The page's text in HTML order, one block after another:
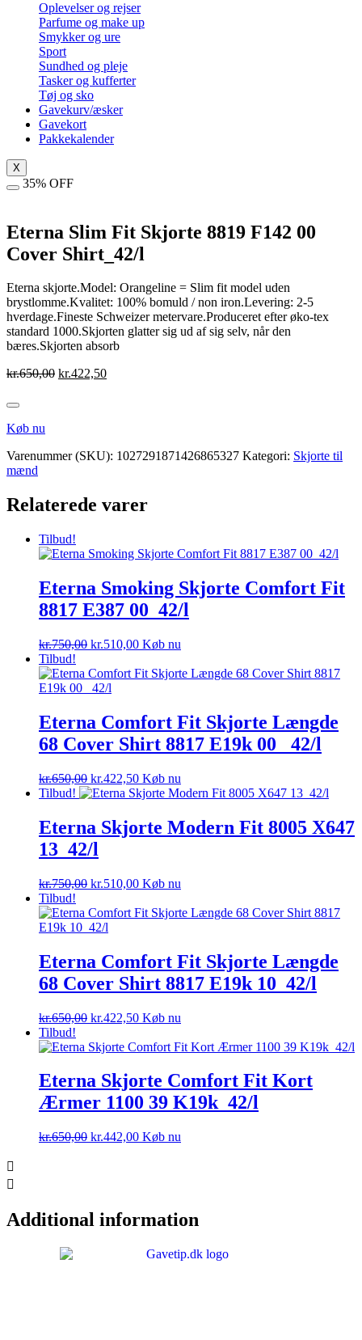
Oplevelser og rejser
Parfume og make up
Smykker og ure
Sport
Sundhed og pleje
Tasker og kufferter
Tøj og sko
Gavekurv/æsker
Gavekort
Pakkekalender
X
35% OFF
Eterna Slim Fit Skjorte 8819 F142 00
Cover Shirt_42/l
Eterna skjorte.Model: Orangeline = Slim fit model uden
brystlomme.Kvalitet: 100% bomuld / non iron.Levering: 2-5
hverdage.Fineste Schweizer metervare.Produceret efter øko-tex
standard 1000.Skjorten glatter sig ud af sig selv, når den
bæres.Skjorten absorb
kr.650,00 Den
kr.422,50Den
Køb nu
Varenummer (SKU): 1027291871426865327 Kategori: Skjorte til
mænd
Relaterede varer
Tilbud!
Eterna Smoking Skjorte Comfort Fit
8817 E387 00_42/l
kr.750,00 Den
pris
var:
kr.510,00Den
pris
Køb nu
Tilbud!
Eterna Comfort Fit Skjorte Længde
68 Cover Shirt 8817 E19k 00 _42/l
kr.650,00 Den
oprindelige
var:
kr.650,00.
kr.422,50Den
aktuelle
er:
kr.422,50.
Køb nu
Tilbud!
Eterna Skjorte Modern Fit 8005 X647
13_42/l
kr.750,00 Den
pris
var:
kr.510,00Den
pris
Køb nu
Tilbud!
Eterna Comfort Fit Skjorte Længde
68 Cover Shirt 8817 E19k 10_42/l
kr.650,00 Den
pris
kr.650,00.
kr.422,50Den
pris
kr.422,50.
Køb nu
Tilbud!
Eterna Skjorte Comfort Fit Kort
Ærmer 1100 39 K19k_42/l
kr.650,00 Den
kr.442,00Den
Køb nu
Additional information